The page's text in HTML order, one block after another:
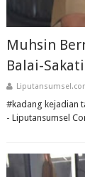
Muhsin
Balai-
#kadang kejadian
- Liputansumsel